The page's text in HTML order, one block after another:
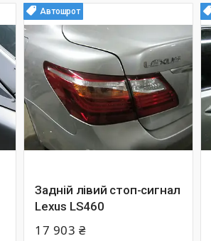
Автошрот
Задній лівий стоп-сигнал
Lexus LS460
17 903 ₴